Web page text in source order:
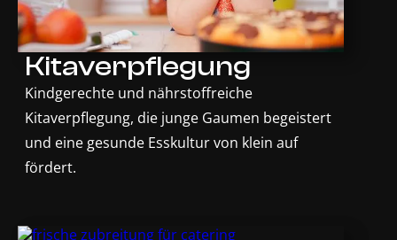
Kitaverpflegung
Kindgerechte und nährstoffreiche
Kitaverpflegung, die junge Gaumen begeistert
und eine gesunde Esskultur von klein auf
fördert.